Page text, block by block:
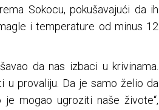
Sokocu, pokušavajući da ih
i temperature od minus 12
da nas izbaci u krivinama.
u provaliju. Da je samo želio da
mogao ugroziti naše živote“,